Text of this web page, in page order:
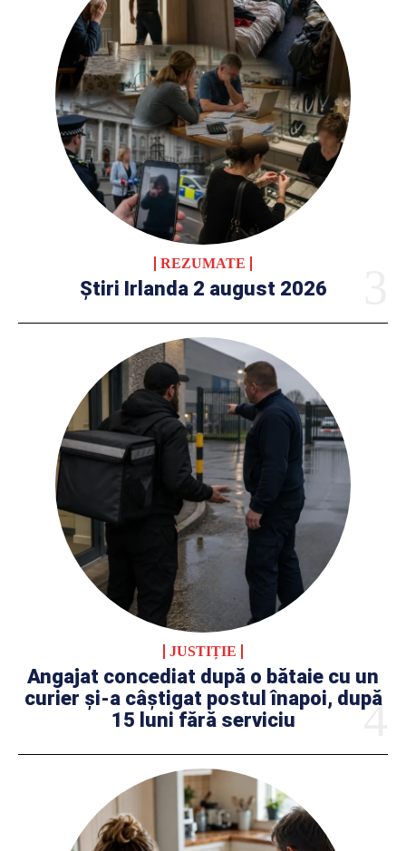
REZUMATE
Știri Irlanda 2 august 2026
JUSTIȚIE
Angajat concediat după o bătaie cu un
curier și-a câștigat postul înapoi, după
15 luni fără serviciu